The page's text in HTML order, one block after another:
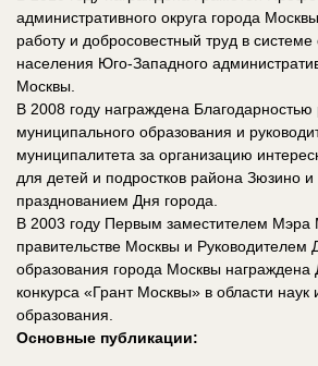
административного округа города
работу и добросовестный труд в
населения Юго-Западного
Москвы.
В 2008 году награждена Благодарностью
муниципального образования и
муниципалитета за организацию
для детей и подростков района Зюзино и
празднованием Дня города.
В 2003 году Первым заместителем Мэра
правительстве Москвы и Руководителем
образования города Москвы
конкурса «Грант Москвы» в области
образования.
Основные публикации: